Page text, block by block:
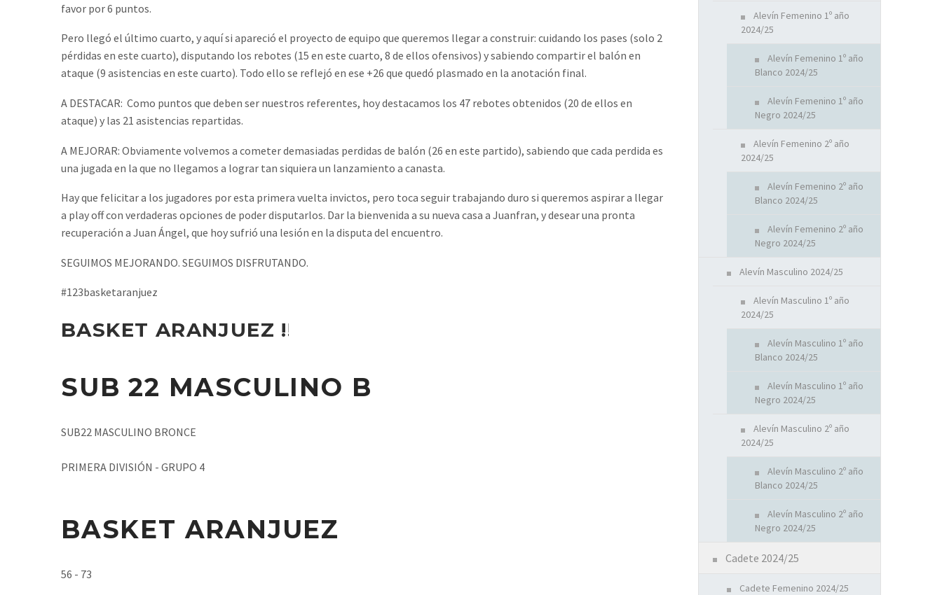
favor por 6 puntos.
Pero llegó el último cuarto, y aquí si apareció el proyecto de equipo que queremos llegar a construir: cuidando los pases (solo 2
pérdidas en este cuarto), disputando los rebotes (15 en este cuarto, 8 de ellos ofensivos) y sabiendo compartir el balón en
ataque (9 asistencias en este cuarto). Todo ello se reflejó en ese +26 que quedó plasmado en la anotación final.
A DESTACAR: Como puntos que deben ser nuestros referentes, hoy destacamos los 47 rebotes obtenidos (20 de ellos en
ataque) y las 21 asistencias repartidas.
A MEJORAR: Obviamente volvemos a cometer demasiadas perdidas de balón (26 en este partido), sabiendo que cada perdida es
una jugada en la que no llegamos a lograr tan siquiera un lanzamiento a canasta.
Hay que felicitar a los jugadores por esta primera vuelta invictos, pero toca seguir trabajando duro si queremos aspirar a llegar
a play off con verdaderas opciones de poder disputarlos. Dar la bienvenida a su nueva casa a Juanfran, y desear una pronta
recuperación a Juan Ángel, que hoy sufrió una lesión en la disputa del encuentro.
SEGUIMOS MEJORANDO. SEGUIMOS DISFRUTANDO.
#123basketaranjuez
BASKET ARANJUEZ !!!
SUB 22 MASCULINO B
SUB22 MASCULINO BRONCE
PRIMERA DIVISIÓN - GRUPO 4
BASKET ARANJUEZ
56 - 73
Alevín Femenino 1º año
2024/25
Alevín Femenino 1º año
Blanco 2024/25
Alevín Femenino 1º año
Negro 2024/25
Alevín Femenino 2º año
2024/25
Alevín Femenino 2º año
Blanco 2024/25
Alevín Femenino 2º año
Negro 2024/25
Alevín Masculino 2024/25
Alevín Masculino 1º año
2024/25
Alevín Masculino 1º año
Blanco 2024/25
Alevín Masculino 1º año
Negro 2024/25
Alevín Masculino 2º año
2024/25
Alevín Masculino 2º año
Blanco 2024/25
Alevín Masculino 2º año
Negro 2024/25
Cadete 2024/25
Cadete Femenino 2024/25